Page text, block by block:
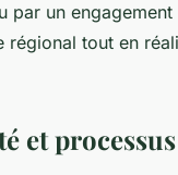
par un
régional tout en
et